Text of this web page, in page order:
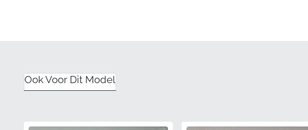
Ook Voor Dit Model